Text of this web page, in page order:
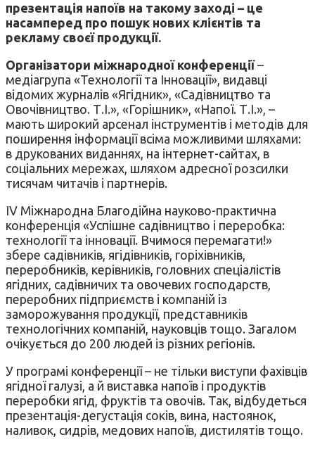
презентація напоїв на такому заході – це
насамперед про пошук нових клієнтів та
рекламу своєї продукції.
Організатори міжнародної конференції–
медіагрупа «Технології та Інновації», видавці
відомих журналів «Ягідник», «Садівництво та
Овочівництво. Т.І.», «Горішник», «Напої. Т.І.», –
мають широкий арсенал інструментів і методів для
поширення інформації всіма можливими шляхами:
в друкованих виданнях, на інтернет-сайтах, в
соціальних мережах, шляхом адресної розсилки
тисячам читачів і партнерів.
IV Міжнародна Благодійна науково-практична
конференція «Успішне садівництво і переробка:
технології та інновації. Вчимося перемагати!»
збере садівників, ягідівників, горіхівників,
переробників, керівників, головних спеціалістів
ягідних, садівничих та овочевих господарств,
переробних підприємств і компаній із
заморожування продукції, представників
технологічних компаній, науковців тощо. Загалом
очікується до 200 людей із різних регіонів.
У програмі конференції – не тільки виступи фахівців
ягідної галузі, а й виставка напоїв і продуктів
переробки ягід, фруктів та овочів. Так, відбудеться
презентація-дегустація соків, вина, настоянок,
наливок, сидрів, медових напоїв, дистилятів тощо.